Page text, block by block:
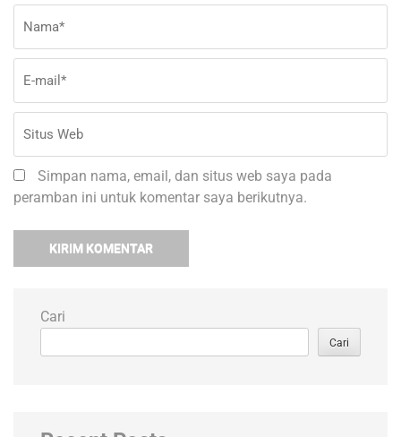
Simpan nama, email, dan situs web saya pada
peramban ini untuk komentar saya berikutnya.
Cari
Cari